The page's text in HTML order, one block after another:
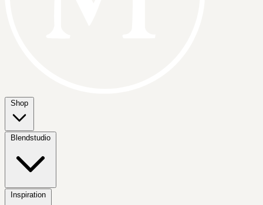
Shop
Blendstudio
Inspiration